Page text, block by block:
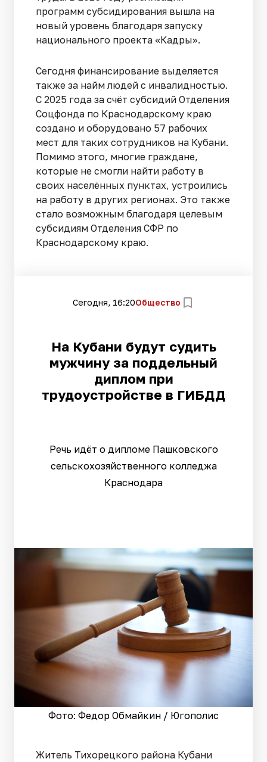
программ субсидирования вышла на
новый уровень благодаря запуску
национального проекта «Кадры».
Сегодня финансирование выделяется
также за найм людей с инвалидностью.
С 2025 года за счёт субсидий Отделения
Соцфонда по Краснодарскому краю
создано и оборудовано 57 рабочих
мест для таких сотрудников на Кубани.
Помимо этого, многие граждане,
которые не смогли найти работу в
своих населённых пунктах, устроились
на работу в других регионах. Это также
стало возможным благодаря целевым
субсидиям Отделения СФР по
Краснодарскому краю.
Сегодня, 16:20Общество
На Кубани будут судить
мужчину за поддельный
диплом при
трудоустройстве в ГИБДД
Речь идёт о дипломе Пашковского
сельскохозяйственного колледжа
Краснодара
Фото: Федор Обмайкин / Югополис
Житель Тихорецкого района Кубани